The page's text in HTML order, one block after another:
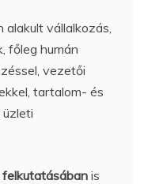
alakult vállalkozás,
főleg humán
vezetői
tartalom- és
is